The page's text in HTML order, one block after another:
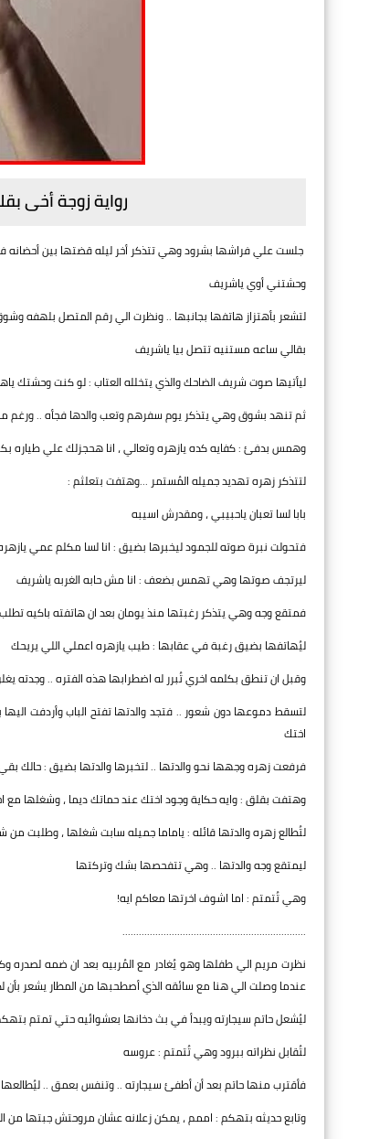
رواية زوجة أخى
جلست علي فراشها بشرود وهي تتذكر أخر ليله قضتها بين
وحشتني أوي ياشريف
لتشعر بأهتزاز هاتفها بجانبها .. ونظرت الي رقم المتصل بلهفه
بقالي ساعه مستنيه تتصل بيا ياشريف
ليأتيها صوت شريف الضاحك والذي يتخلله العتاب : لو كنت وحشتك
ثم تنهد بشوق وهي يتذكر يوم سفرهم وتعب والدها فجأه .. ورغم
وهمس بدفئ : كفايه كده يازهره وتعالي ، انا هحجزلك علي طياره
لتتذكر زهره تهديد جميله المُستمر ...وهتفت بتعلثم :
بابا لسا تعبان ياحبيبي ، ومقدرش اسيبه
فتحولت نبرة صوته للجمود ليخبرها بضيق : انا لسا مكلم عمي
ليرتجف صوتها وهي تهمس بضعف : انا مش حابه الغربه ياشريف
فمتقع وجه وهي يتذكر رغبتها منذ يومان بعد ان هاتفته باكيه تطلب
ليُهاتفها بضيق رغبة في عقابها : طيب يازهره اعملي اللي يريحك
وقبل ان تنطق بكلمه اخري تُبرر له اضطرابها هذه الفتره .. وجدته
لتسقط دموعها دون شعور .. فتجد والدتها تفتح الباب وأردفت
اختك
فرفعت زهره وجهها نحو والدتها .. لتخبرها والدتها بضيق : حالك
وهتفت بقلق : وايه حكاية وجود اختك عند حماتك ديما ، وشغلها مع
لتُطالع زهره والدتها قائله : ياماما جميله سابت شغلها ،
ليمتقع وجه والدتها .. وهي تتفحصها بشك وتركتها
وهي تُتمتم : اما اشوف اخرتها معاكم ايه!
...................................................................
نظرت مريم الي طفلها وهو يُغادر مع المُربيه بعد ان ضمه لصدره
عندما وصلت الي هنا مع سائقه الذي أصطحبها من المطار يشعر بأن
ليُشعل حاتم سيجارته ويبدأ في بث دخانها بعشوائيه حتي تمتم
لتُقابل نظراته ببرود وهي تُتمتم : عروسه
فأقترب منها حاتم بعد أن أطفئ سيجارته .. وتنفس بعمق .. ليُطالعها
وتابع حديثه بتهكم : اممم ، يمكن زعلانه عشان مروحتش جبتها من